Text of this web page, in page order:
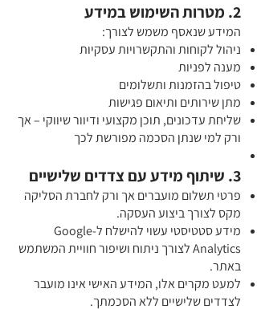
2. מטרות השימוש במידע
המידע שנאסף משמש לצורך:
ניהול לקוחות והתקשרויות עסקיות
מענה לפניות
טיפול בהזמנות ותשלומים
מתן שירותים ותיאום פגישות
שליחת עדכונים, תוכן מקצועי ודיוור שיווקי – אך
ורק למי שנתן הסכמה מפורשת לכך
3. שיתוף מידע עם צדדים שלישיים
פרטי תשלום מועברים אך ורק לחברת הסליקה
מקס לצורך ביצוע העסקה.
מידע סטטיסטי עשוי להישלח ל-Google
Analytics לצורך ניתוח ושיפור חוויית המשתמש
באתר.
למעט מקרים אלו, המידע האישי אינו מועבר
לצדדים שלישיים ללא הסכמתך.